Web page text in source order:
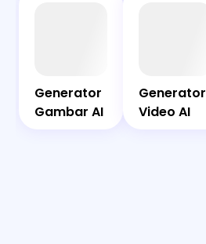
Generator
Gambar AI
Generator
Video AI
Generator
Gambar
Generator
Video AI